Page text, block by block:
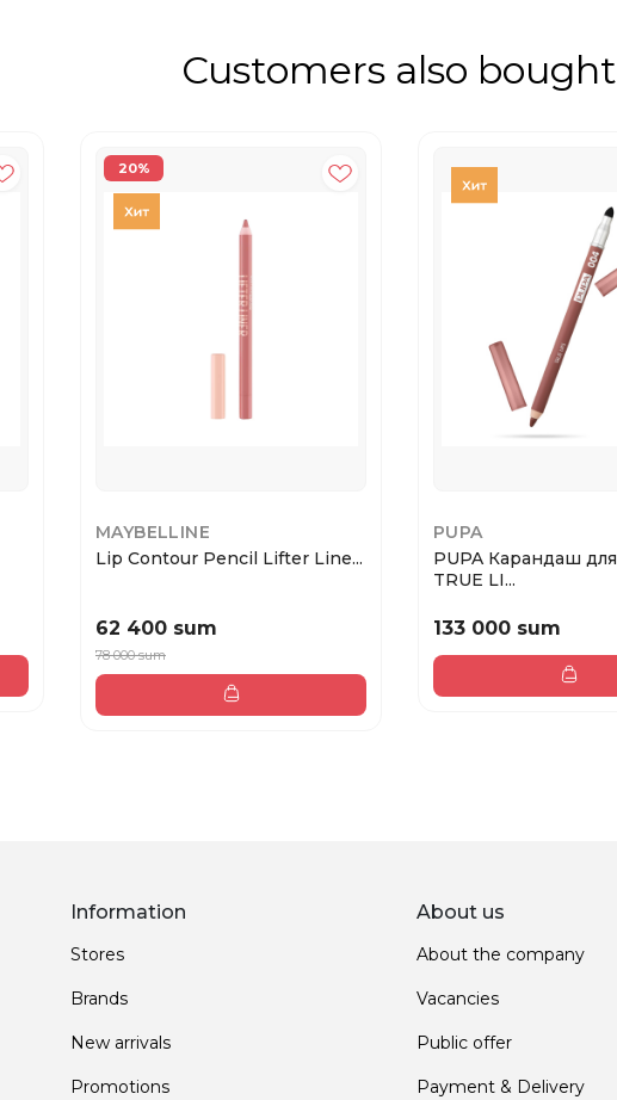
Customers also bought
20%
MAYBELLINE
Lip Contour Pencil Lifter Line...
62 400 sum
78 000 sum
PUPA
PUPA Карандаш для губ
TRUE LI...
133 000 sum
Information
Stores
Brands
New arrivals
Promotions
About us
About the company
Vacancies
Public offer
Payment & Delivery